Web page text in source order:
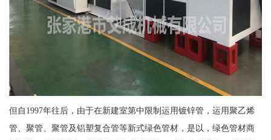
但自1997年往后，由于在新建室第中限制运用镀锌管，运用聚乙烯
管、聚管、聚管及铝塑复合管等新式绿色管材，是以，绿色管材商